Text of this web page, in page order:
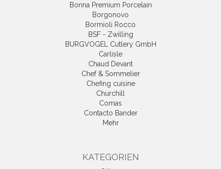
Bonna Premium Porcelain
Borgonovo
Bormioli Rocco
BSF - Zwilling
BURGVOGEL Cutlery GmbH
Carlisle
Chaud Devant
Chef & Sommelier
Chefing cuisine
Churchill
Comas
Contacto Bander
Mehr
KATEGORIEN